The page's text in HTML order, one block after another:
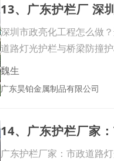
深圳市政亮化工程怎么做
道路灯光护栏与桥梁防撞
魏生
广东昊铂金属制品有限公司
广东护栏厂家：市政道路